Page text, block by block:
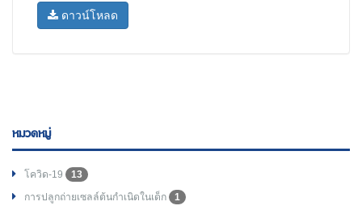
ดาวน์โหลด
หมวดหมู่
โควิด-19
13
การปลูกถ่ายเซลล์ต้นกำเนิดในเด็ก
1